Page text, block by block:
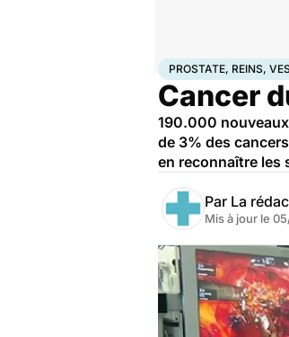
AccueilSanté Prostate,
PROSTATE, REINS,
Cancer
190.000
de 3% des
en reconnaître les
Par La
Mis à jour le